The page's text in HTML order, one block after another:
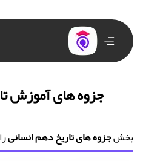
جزوه های آموزش
بخشجزوه های تاریخ دهم انسانی